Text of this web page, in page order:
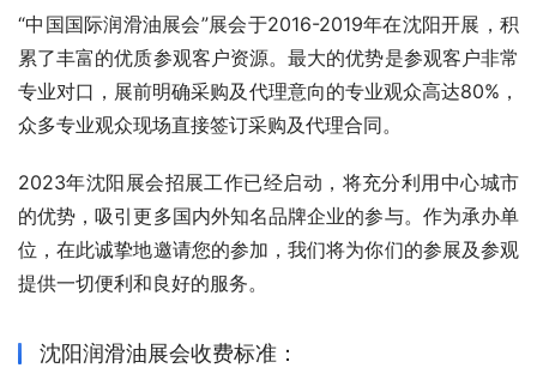
“中国国际润滑油展会”展会于2016-2019年在沈阳开展，积
累了丰富的优质参观客户资源。最大的优势是参观客户非常
专业对口，展前明确采购及代理意向的专业观众高达80%，
众多专业观众现场直接签订采购及代理合同。
2023年沈阳展会招展工作已经启动，将充分利用中心城市
的优势，吸引更多国内外知名品牌企业的参与。作为承办单
位，在此诚挚地邀请您的参加，我们将为你们的参展及参观
提供一切便利和良好的服务。
沈阳润滑油展会收费标准：